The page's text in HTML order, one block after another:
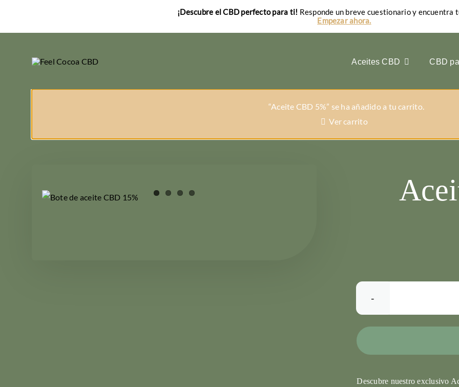
contenido
¡Descubre el CBD perfecto para ti! Responde un breve cuestionario y encuentra
Empezar ahora.
Aceites CBD CBD
“Aceite CBD 5%” se ha añadido a tu carrito.
Ver carrito
Descubre nuestro exclusivo